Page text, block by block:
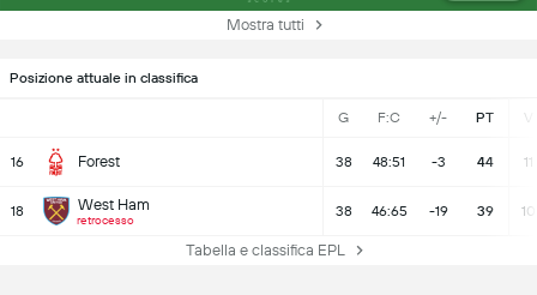
Posizione attuale in classifica
G F:C +/- PT V
16 Forest 38 48:51 -3 44 11
18 West Ham
retrocesso
38 46:65 -19 39 10
Tabella e classifica EPL
Mostra tutti